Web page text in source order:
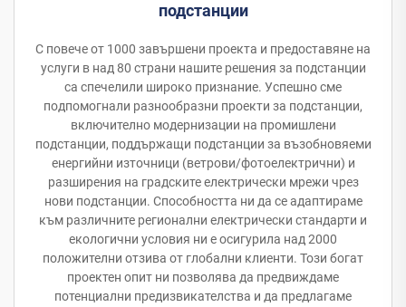
подстанции
С повече от 1000 завършени проекта и предоставяне на
услуги в над 80 страни нашите решения за подстанции
са спечелили широко признание. Успешно сме
подпомогнали разнообразни проекти за подстанции,
включително модернизации на промишлени
подстанции, поддържащи подстанции за възобновяеми
енергийни източници (ветрови/фотоелектрични) и
разширения на градските електрически мрежи чрез
нови подстанции. Способността ни да се адаптираме
към различните регионални електрически стандарти и
екологични условия ни е осигурила над 2000
положителни отзива от глобални клиенти. Този богат
проектен опит ни позволява да предвиждаме
потенциални предизвикателства и да предлагаме